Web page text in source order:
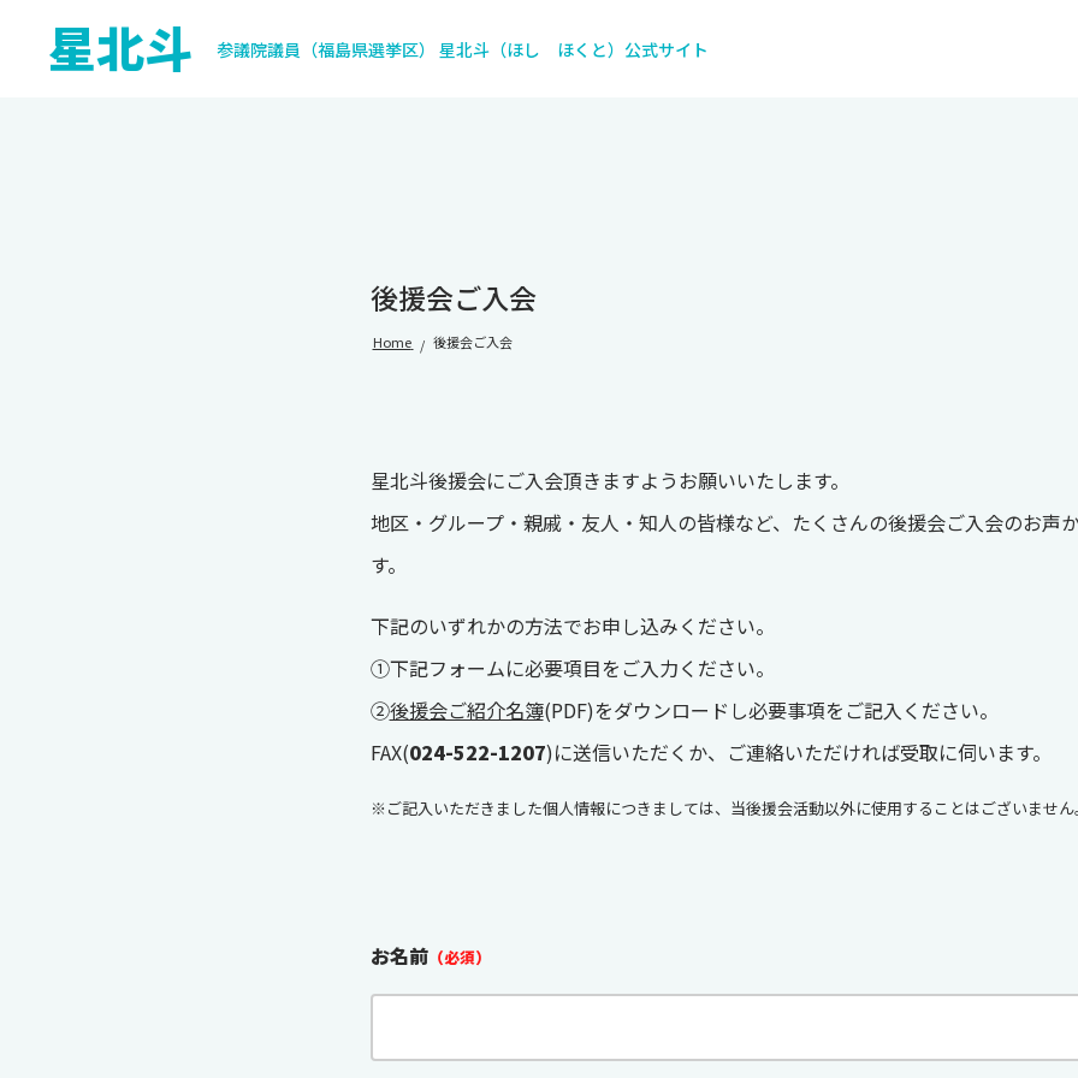
参議院議員（福島県選挙区） 星北斗（ほし ほくと）公式サイト
星北斗
後援会ご入会
Home 後援会ご入会
星北斗後援会にご入会頂きますようお願いいたします。
地区・グループ・親戚・友人・知人の皆様など、たくさんの後援会ご入会のお声
す。
下記のいずれかの方法でお申し込みください。
①下記フォームに必要項目をご入力ください。
②後援会ご紹介名簿(PDF)をダウンロードし必要事項をご記入ください。
FAX(024-522-1207)に送信いただくか、ご連絡いただければ受取に伺います。
※ご記入いただきました個人情報につきましては、当後援会活動以外に使用することはございません
お名前（必須）